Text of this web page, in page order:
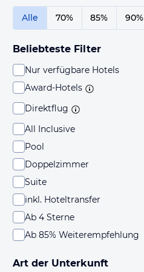
Alle 70% 85% 90%
Beliebteste Filter
Nur verfügbare Hotels
Award-Hotels
Direktflug
All Inclusive
Pool
Doppelzimmer
Suite
inkl. Hoteltransfer
Ab 4 Sterne
Ab 85% Weiterempfehlung
Art der Unterkunft